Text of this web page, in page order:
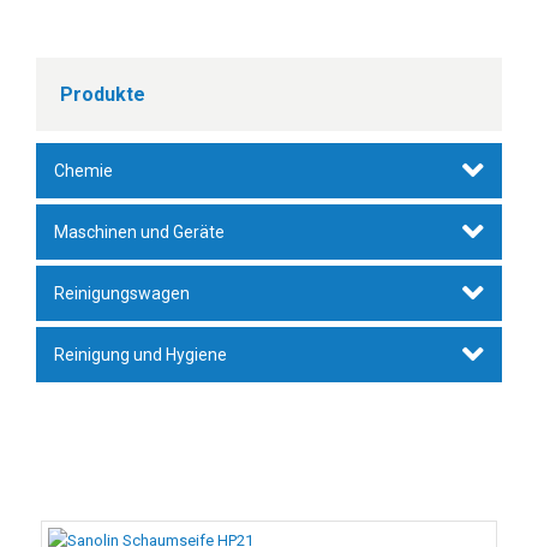
Produkte
Chemie
Unterhaltsreiniger
Maschinen und Geräte
Staubsauger
Reinigungswagen
Fahreimer
Reinigung und Hygiene
Schwämme, Tücher, Polypad, Scheuervlies, Super Pad